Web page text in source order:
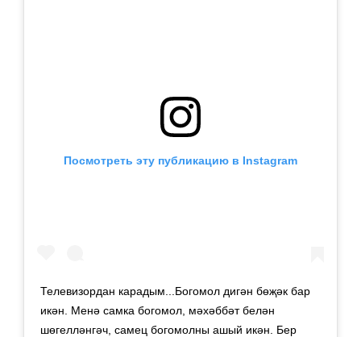
Посмотреть эту публикацию в Instagram
Телевизордан карадым...Богомол дигән бөҗәк бар
икән. Менә самка богомол, мәхәббәт белән
шөгелләнгәч, самец богомолны ашый икән. Бер